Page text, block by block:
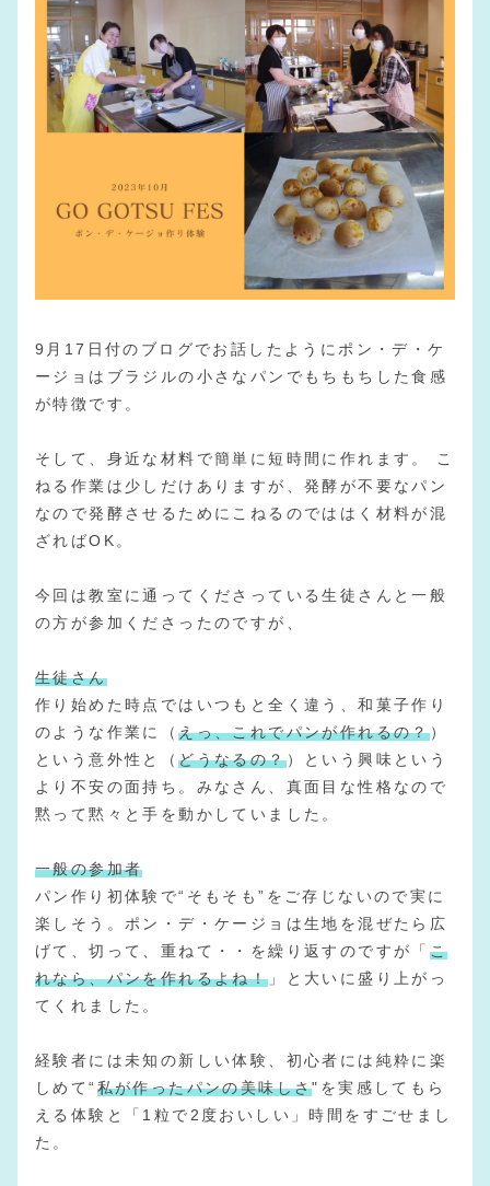
9月17日付のブログでお話したようにポン・デ・ケ
ージョはブラジルの小さなパンでもちもちした食感
が特徴です。
そして、身近な材料で簡単に短時間に作れます。 こ
ねる作業は少しだけありますが、発酵が不要なパン
なので発酵させるためにこねるのでははく材料が混
ざればOK。
今回は教室に通ってくださっている生徒さんと一般
の方が参加くださったのですが、
生徒さん
作り始めた時点ではいつもと全く違う、和菓子作り
のような作業に（えっ、これでパンが作れるの？）
という意外性と（どうなるの？）という興味という
より不安の面持ち。みなさん、真面目な性格なので
黙って黙々と手を動かしていました。
一般の参加者
パン作り初体験で“そもそも”をご存じないので実に
楽しそう。ポン・デ・ケージョは生地を混ぜたら広
げて、切って、重ねて・・を繰り返すのですが「 こ
れなら、パンを作れるよね！ 」と大いに盛り上がっ
てくれました。
経験者には未知の新しい体験、初心者には純粋に楽
しめて“ 私が作ったパンの美味しさ"を実感してもら
える体験と「1粒で2度おいしい」時間をすごせまし
た。